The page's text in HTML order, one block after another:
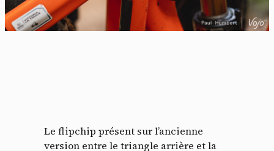
Le flipchip présent sur l’ancienne
version entre le triangle arrière et la